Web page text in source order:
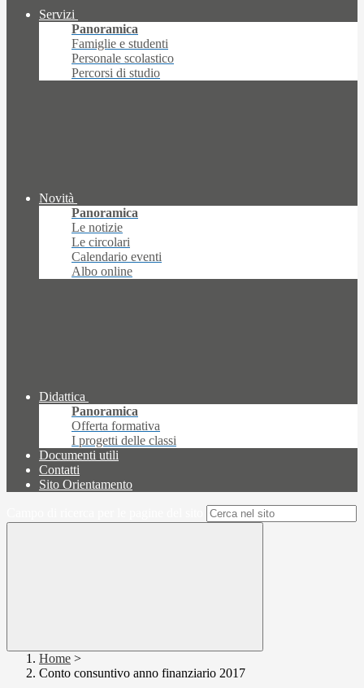
Servizi
Panoramica
Famiglie e studenti
Personale scolastico
Percorsi di studio
Novità
Panoramica
Le notizie
Le circolari
Calendario eventi
Albo online
Didattica
Panoramica
Offerta formativa
I progetti delle classi
Documenti utili
Contatti
Sito Orientamento
Home >
Conto consuntivo anno finanziario 2017